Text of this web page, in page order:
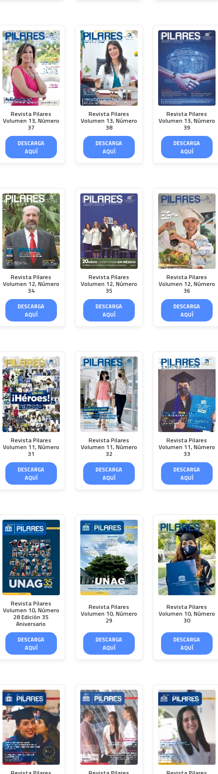
Revista Pilares
Volumen 13, Número
37
DESCARGA
AQUÍ
Revista Pilares
Volumen 13, Número
38
DESCARGA
AQUÍ
Revista Pilares
Volumen 13, Número
39
DESCARGA
AQUÍ
Revista Pilares
Volumen 12, Número
34
DESCARGA
AQUÍ
Revista Pilares
Volumen 12, Número
35
DESCARGA
AQUÍ
Revista Pilares
Volumen 12, Número
36
DESCARGA
AQUÍ
Revista Pilares
Volumen 11, Número
31
DESCARGA
AQUÍ
Revista Pilares
Volumen 11, Número
32
DESCARGA
AQUÍ
Revista Pilares
Volumen 11, Número
33
DESCARGA
AQUÍ
Revista Pilares
Volumen 10, Número
28 Edición 35
Aniversario
DESCARGA
AQUÍ
Revista Pilares
Volumen 10, Número
29
DESCARGA
AQUÍ
Revista Pilares
Volumen 10, Número
30
DESCARGA
AQUÍ